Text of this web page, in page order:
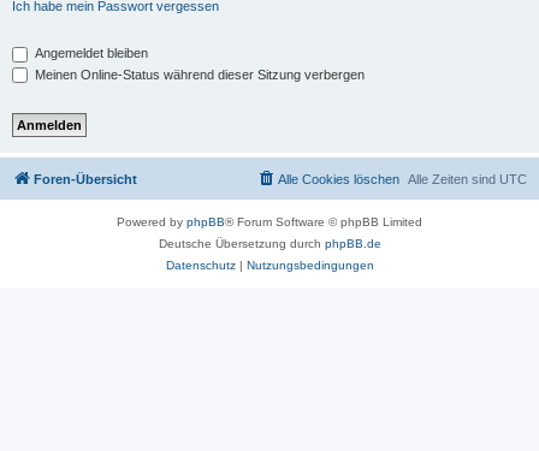
Ich habe mein Passwort vergessen
Angemeldet bleiben
Meinen Online-Status während dieser Sitzung verbergen
Foren-Übersicht Alle Zeiten sind UTC
Alle Cookies löschen
Powered by phpBB® Forum Software © phpBB Limited
Deutsche Übersetzung durch phpBB.de
Datenschutz| Nutzungsbedingungen